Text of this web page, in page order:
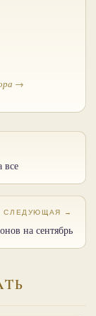
→
все
СЛЕДУЮЩАЯ →
на сентябрь